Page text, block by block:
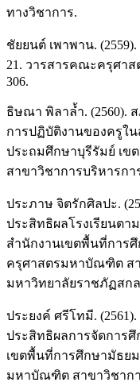
ทางวิชาการ.
ชัยยนต์ เพาพาน.
21. วารสารคณะครุศาส
306.
ธิษณา พิลาล้ำ. (2560).
การปฏิบัติงานของครูใ
ประถมศึกษาบุรีรัมย์ เ
สาขาวิชาการบริหารก
ประภาษ จิตรักศิลปะ.
ประสิทธิผลโรงเรียนตา
สำนักงานเขตพื้นที่การ
ครุศาสตรมหาบัณฑิต ส
มหาวิทยาลัยราชภัฏสก
ประยงค์ ศรีโทมี.
ประสิทธิผลการจัดการศึ
เขตพื้นที่การศึกษามัธย
มหาบัณฑิต สาขาวิชาก